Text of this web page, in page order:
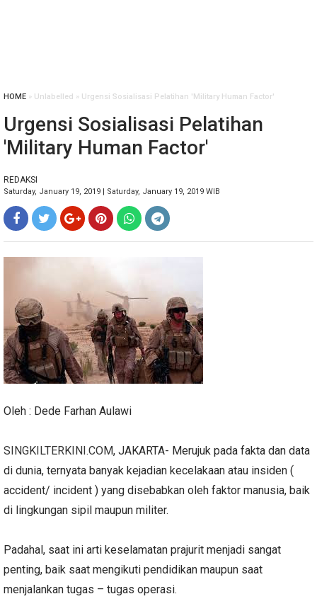
HOME » Unlabelled » Urgensi Sosialisasi Pelatihan 'Military Human Factor'
Urgensi Sosialisasi Pelatihan
'Military Human Factor'
REDAKSI
Saturday, January 19, 2019 | Saturday, January 19, 2019 WIB
Oleh : Dede Farhan Aulawi
SINGKILTERKINI.COM, JAKARTA- Merujuk pada fakta dan data
di dunia, ternyata banyak kejadian kecelakaan atau insiden (
accident/ incident ) yang disebabkan oleh faktor manusia, baik
di lingkungan sipil maupun militer.
Padahal, saat ini arti keselamatan prajurit menjadi sangat
penting, baik saat mengikuti pendidikan maupun saat
menjalankan tugas – tugas operasi.